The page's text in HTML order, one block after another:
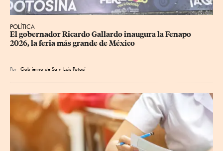
POLÍTICA
​El gobernador Ricardo Gallardo inaugura la Fenapo
2026, la feria más grande de México
Por Gob ierno de Sa n Luis Potosí